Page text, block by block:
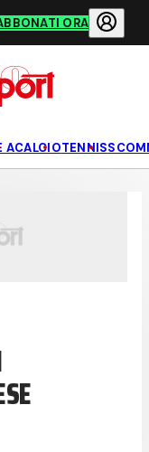
ORA
ACALCIOTENNIS